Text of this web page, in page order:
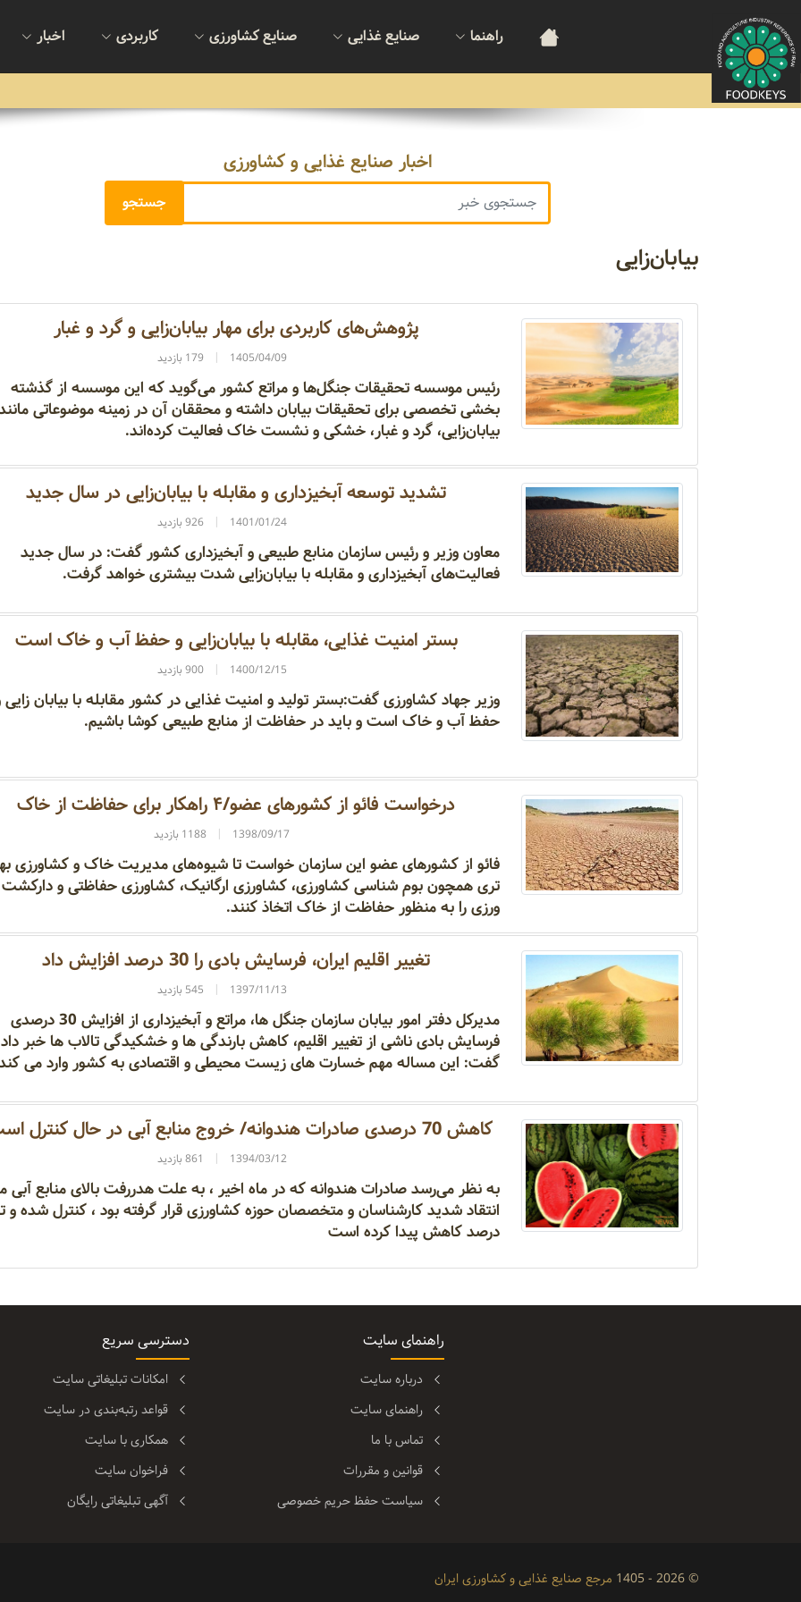
راهنما صنایع غذایی صنایع کشاورزی کاربردی اخبار
اخبار صنایع غذایی و کشاورزی
بیابان‌زایی
پژوهش‌های کاربردی برای مهار بیابان‌زایی و گرد و غبار
1405/04/09 179 بازدید
رئیس موسسه تحقیقات جنگل‌ها و مراتع کشور می‌گوید که این موسسه از گذشته
بخشی تخصصی برای تحقیقات بیابان داشته و محققان آن در زمینه موضوعاتی
بیابان‌زایی، گرد و غبار، خشکی و نشست خاک فعالیت کرده‌اند.
تشدید توسعه آبخیزداری و مقابله با بیابان‌زایی در سال جدید
1401/01/24 926 بازدید
معاون وزیر و رئیس سازمان منابع طبیعی و آبخیزداری کشور گفت: در سال جدید
فعالیت‌های آبخیزداری و مقابله با بیابان‌زایی شدت بیشتری خواهد گرفت.
بستر امنیت غذایی، مقابله با بیابان‌زایی و حفظ آب و خاک است
1400/12/15 900 بازدید
وزیر جهاد کشاورزی گفت:بستر تولید و امنیت غذایی در کشور مقابله با بیابان زایی
حفظ آب و خاک است و باید در حفاظت از منابع طبیعی کوشا باشیم.
درخواست فائو از کشورهای عضو/۴ راهکار برای حفاظت از خاک
1398/09/17 1188 بازدید
فائو از کشورهای عضو این سازمان خواست تا شیوه‌های مدیریت خاک و کشاورزی
تری همچون بوم‌ شناسی‌ کشاورزی، کشاورزی ارگانیک، کشاورزی حفاظتی و دارکشت‌
ورزی را به منظور حفاظت از خاک اتخاذ کنند.
تغییر اقلیم ایران، فرسایش بادی را 30 درصد افزایش داد
1397/11/13 545 بازدید
مدیرکل دفتر امور بیابان سازمان جنگل ها، مراتع و آبخیزداری از افزایش 30 درصدی
فرسایش بادی ناشی از تغییر اقلیم، کاهش بارندگی ها و خشکیدگی تالاب ها خبر
گفت: این مساله مهم خسارت های زیست محیطی و اقتصادی به کشور وارد می
کاهش 70 درصدی صادرات هندوانه/ خروج منابع آبی در حال کنترل است؟
1394/03/12 861 بازدید
به نظر می‌رسد صادرات هندوانه که در ماه اخیر ، به علت هدررفت بالای منابع آبی
درصد کاهش پیدا کرده است
راهنمای سایت
درباره سایت
راهنمای سایت
تماس با ما
قوانین و مقررات
سیاست حفظ حریم خصوصی
دسترسی سریع
امکانات تبلیغاتی سایت
قواعد رتبه‌بندی در سایت
همکاری با سایت
فراخوان سایت
آگهی تبلیغاتی رایگان
© 2026 - 1405 مرجع صنایع غذایی و کشاورزی ایران